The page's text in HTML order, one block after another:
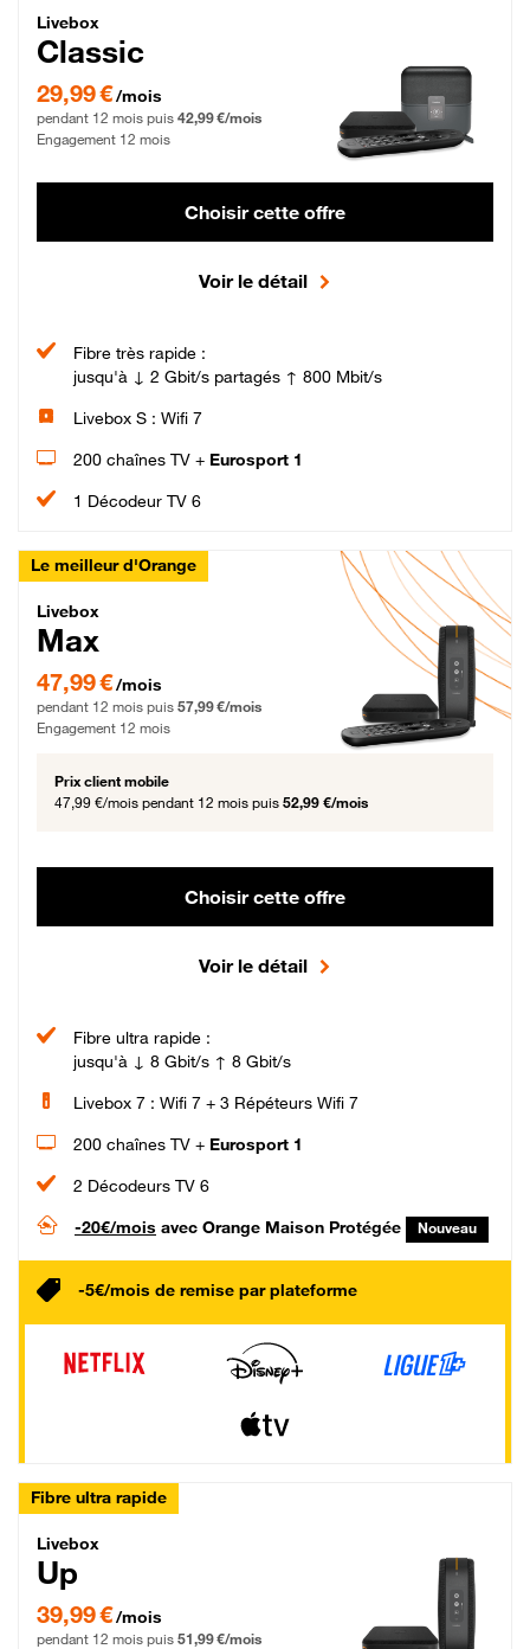
Livebox Classic Fibre
Livebox
Classic
29,99 € par mois pendant 12 mois puis 42,99 € par mois, Engagement 12 mois
29,99 €/mois
pendant 12 mois puis 42,99 €/mois
Engagement 12 mois
Choisir cette offre
Voir le détail
Fibre très rapide :
jusqu'à ↓ 2 Gbit/s partagés ↑ 800 Mbit/s
Livebox S : Wifi 7
200 chaînes TV + Eurosport 1
1 Décodeur TV 6
Le meilleur d'Orange
Livebox Max Fibre
Livebox
Max
47,99 € par mois pendant 12 mois puis 57,99 € par mois, Engagement 12 mois
47,99 €/mois
pendant 12 mois puis 57,99 €/mois
Engagement 12 mois
Prix client mobile
47,99 €/mois pendant 12 mois puis 52,99 €/mois
Choisir cette offre
Voir le détail
Fibre ultra rapide :
jusqu'à ↓ 8 Gbit/s ↑ 8 Gbit/s
Livebox 7 : Wifi 7 + 3 Répéteurs Wifi 7
200 chaînes TV + Eurosport 1
2 Décodeurs TV 6
-20€/mois avec Orange Maison Protégée Nouveau
-5€/mois de remise par plateforme
Fibre ultra rapide
Livebox Up Fibre
Livebox
Up
39,99 € par mois pendant 12 mois puis 51,99 € par mois, Engagement 12 mois
39,99 €/mois
pendant 12 mois puis 51,99 €/mois